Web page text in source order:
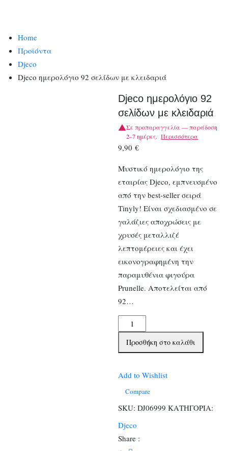
Home
Προϊόντα
Djeco
Djeco ημερολόγιο 92 σελίδων με κλειδαριά
Djeco ημερολόγιο 92
σελίδων με κλειδαριά
Σε προπαραγγελία — παράδοση
2–7 ημέρες. Περισσότερα
9,90€
Μυστικό ημερολόγιο της
εταιρίας Djeco, εμπνευσμένο
από την best-seller σειρά
Tinyly! Είναι σχεδιασμένο σε
γαλάζιες αποχρώσεις με
χρυσές μεταλλιζέ
λεπτομέρειες και έχει
εικονογραφημένη την
παραμυθένια φιγούρα
Prunelle. Αποτελείται από
92…
Djeco
ημερολόγιο
με
κλειδαριά
Προσθήκη στο καλάθι
Add to Wishlist
Compare
SKU: DJ06999 ΚΑΤΗΓΟΡΙΑ:
Djeco
Share :